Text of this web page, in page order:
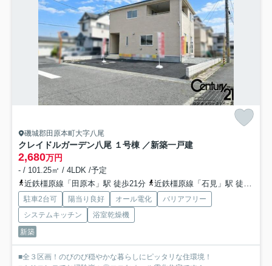
磯城郡田原本町大字八尾
クレイドルガーデン八尾 １号棟 ／新築一戸建
2,680万円
- / 101.25㎡ / 4LDK /予定
近鉄橿原線「田原本」駅 徒歩21分
近鉄橿原線「石見」駅 徒歩17分
駐車2台可 陽当り良好 オール電化
バリアフリー
システムキッチン
浴室乾燥機
新築
■全３区画！のびのび穏やかな暮らしにピッタリな住環境！